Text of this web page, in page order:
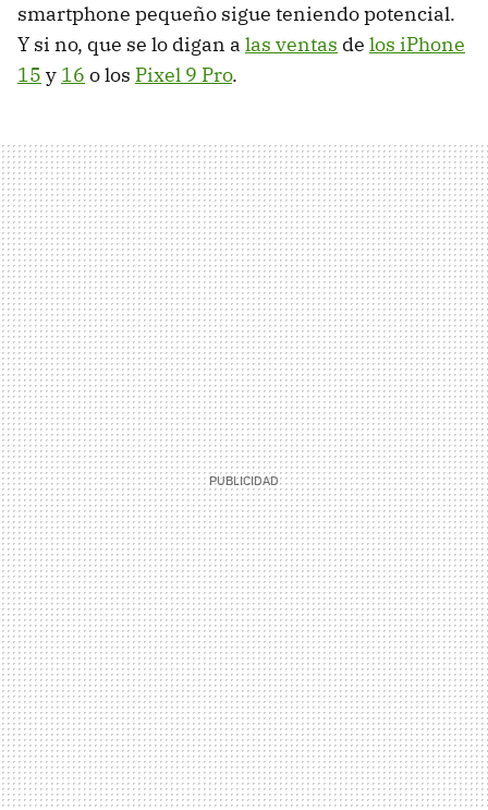
smartphone pequeño sigue teniendo potencial.
Y si no, que se lo digan a las ventas de los iPhone
15 y 16 o los Pixel 9 Pro.